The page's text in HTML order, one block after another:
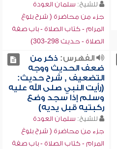
للشيخ: سلمان العودة
جزء من محاضرة ( شرح بلوغ
المرام - كتاب الصلاة - باب صفة
الصلاة - حديث 298-303)
الفهرس: ذكر من
ضعف الحديث ووجه
التضعيف , شرح حديث:
(رأيت النبي صلى الله عليه
وسلم إذا سجد وضع
ركبتيه قبل يديه)
للشيخ: سلمان العودة
جزء من محاضرة ( شرح بلوغ
المرام - كتاب الصلاة - باب صفة